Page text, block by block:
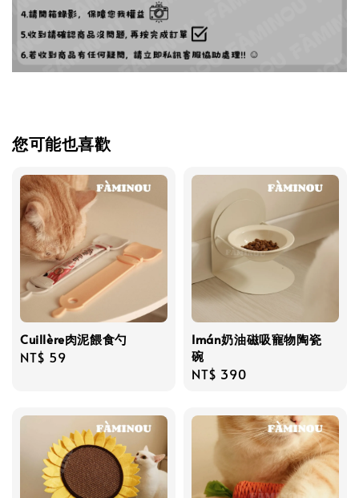
您可能也喜歡
Cuillère肉泥餵食勺
Regular
NT$ 59
Imán奶油磁吸寵物陶瓷
碗
Regular
NT$ 390